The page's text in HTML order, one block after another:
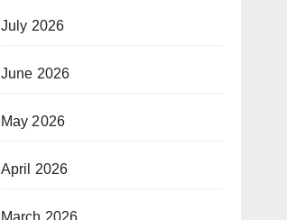
July 2026
June 2026
May 2026
April 2026
March 2026